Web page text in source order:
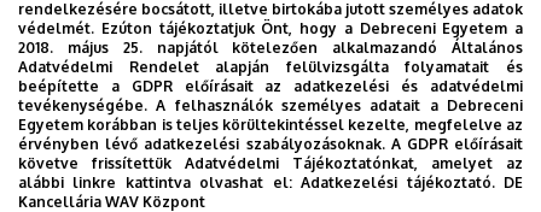
Legutóbbi frissítés: 2025. 02. 06. 20:46
rendelkezésére bocsátott, illetve birtokába jutott személyes adatok
védelmét. Ezúton tájékoztatjuk Önt, hogy a Debreceni Egyetem a
2018. május 25. napjától kötelezően alkalmazandó Általános
Adatvédelmi Rendelet alapján felülvizsgálta folyamatait és
beépítette a GDPR előírásait az adatkezelési és adatvédelmi
tevékenységébe. A felhasználók személyes adatait a Debreceni
Egyetem korábban is teljes körültekintéssel kezelte, megfelelve az
érvényben lévő adatkezelési szabályozásoknak. A GDPR előírásait
követve frissítettük Adatvédelmi Tájékoztatónkat, amelyet az
alábbi linkre kattintva olvashat el:Adatkezelési tájékoztató. DE
Kancellária WAV Központ